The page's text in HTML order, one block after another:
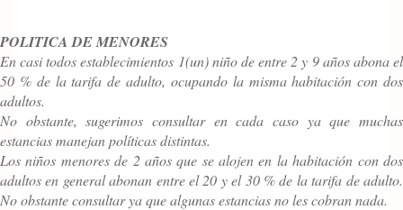
POLITICA DE MENORES
En casi todos establecimientos 1(un) niño de entre 2 y 9 años abona el
50 % de la tarifa de adulto, ocupando la misma habitación con dos
adultos.
No obstante, sugerimos consultar en cada caso ya que muchas
estancias manejan políticas distintas.
Los niños menores de 2 años que se alojen en la habitación con dos
adultos en general abonan entre el 20 y el 30 % de la tarifa de adulto.
No obstante consultar ya que algunas estancias no les cobran nada.